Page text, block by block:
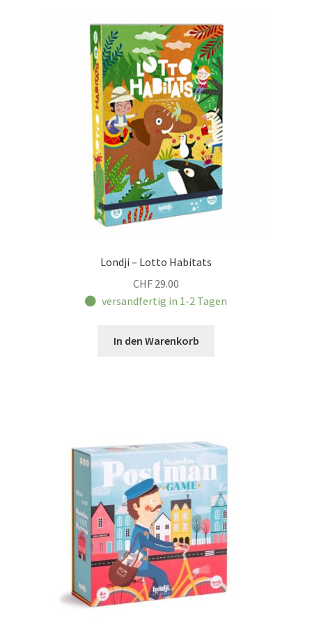
Londji – Lotto Habitats
CHF 29.00
versandfertig in 1-2 Tagen
In den Warenkorb